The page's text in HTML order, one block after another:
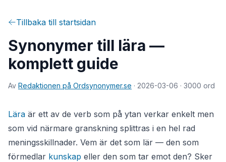
Tillbaka till startsidan
Synonymer till lära —
komplett guide
Av Redaktionen på Ordsynonymer.se · 2026-03-06 · 3000 ord
Lära är ett av de verb som på ytan verkar enkelt men
som vid närmare granskning splittras i en hel rad
meningsskillnader. Vem är det som lär — den som
förmedlar kunskap eller den som tar emot den? Sker